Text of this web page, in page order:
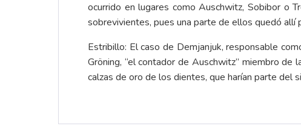
ocurrido en lugares como Auschwitz, Sobibor o
sobrevivientes, pues una parte de ellos quedó allí
Estribillo: El caso de Demjanjuk, responsable
Gröning, “el contador de Auschwitz” miembro
calzas de oro de los dientes, que harían parte del